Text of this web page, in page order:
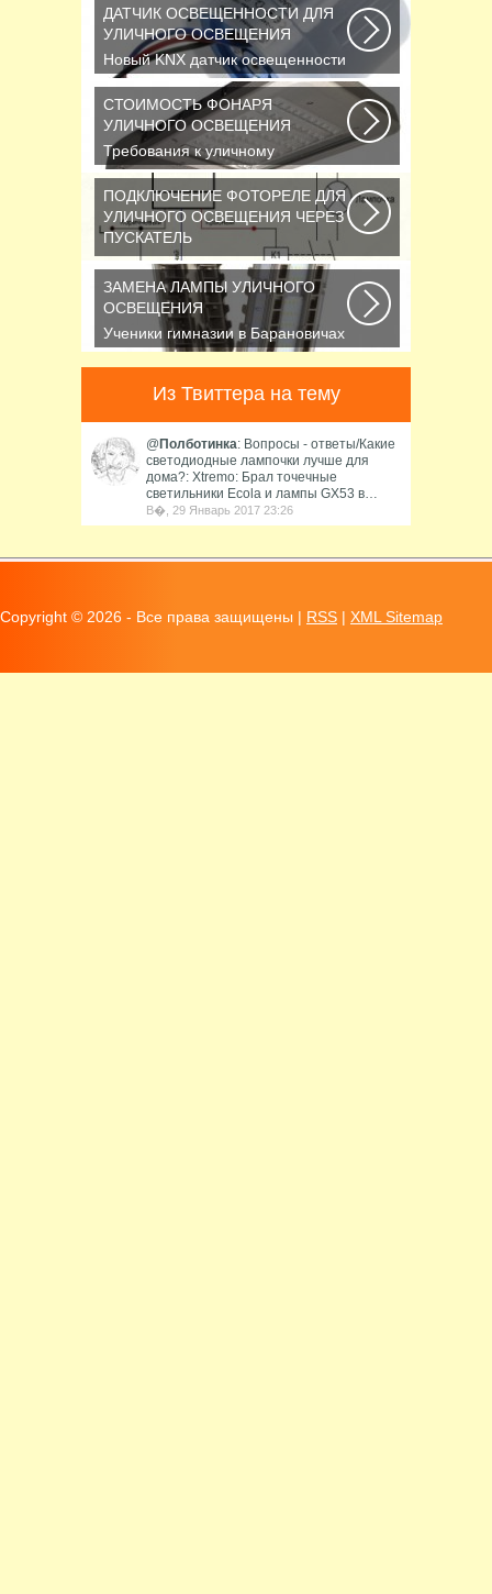
применяется
сертифицированный...
ДАТЧИК ОСВЕЩЕННОСТИ ДЛЯ
УЛИЧНОГО ОСВЕЩЕНИЯ
Новый KNX датчик освещенности
LUNA 134 KNX от Theben стал
ещё более простым...
СТОИМОСТЬ ФОНАРЯ
УЛИЧНОГО ОСВЕЩЕНИЯ
Требования к уличному
освещению регулируется рядом
ГОСТов и СНиПов,
описывающих...
ПОДКЛЮЧЕНИЕ ФОТОРЕЛЕ ДЛЯ
УЛИЧНОГО ОСВЕЩЕНИЯ ЧЕРЕЗ
ПУСКАТЕЛЬ
В повседневной жизни все чаще
применяется фотореле,
называемое также, сумеречным...
ЗАМЕНА ЛАМПЫ УЛИЧНОГО
ОСВЕЩЕНИЯ
Ученики гимназии в Барановичах
собрали солнечную батарею
Из Твиттера на тему
@ Полботинка: Вопросы - ответы/Какие
светодиодные лампочки лучше для
дома?: Xtremo: Брал точечные
светильники Ecola и лампы GX53 в…
В�, 29 Январь 2017 23:26
Copyright © 2026 - Все права защищены | RSS | XML Sitemap